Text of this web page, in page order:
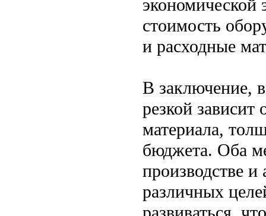
экономической
стоимость
и расходные
В заключение,
резкой зависит
материала,
бюджета. Оба
производстве
различных